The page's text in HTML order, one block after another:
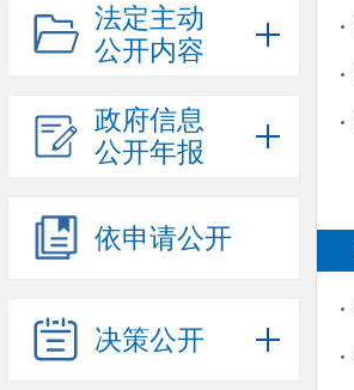
法定主动
公开内容
政府信息
公开年报
依申请公开
决策公开